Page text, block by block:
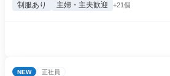
制服あり 主婦・主夫歓迎 +21個
NEW 正社員